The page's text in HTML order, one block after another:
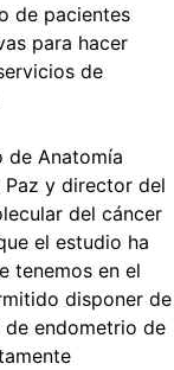
de pacientes
para hacer
de
de Anatomía
y director del
del cáncer
el estudio ha
tenemos en el
disponer de
de endometrio de